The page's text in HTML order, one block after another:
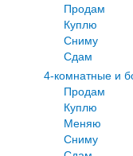
Продам
Куплю
Сниму
Сдам
4-комнатные и
Продам
Куплю
Меняю
Сниму